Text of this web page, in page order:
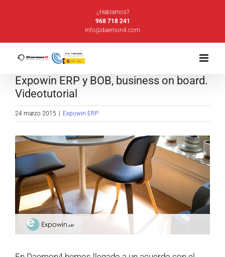
¿Hablamos?
968 718 241
info@daemon4.com
Expowin ERP y BOB, business on board.
Videotutorial
24 marzo 2015 Expowin ERP
Ver
imagen
más
grande